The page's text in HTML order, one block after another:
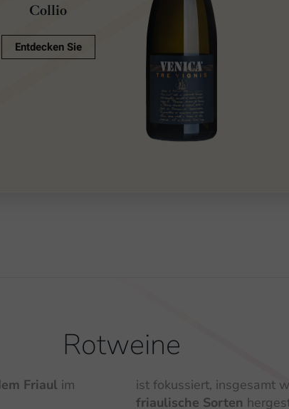
Collio
Entdecken Sie
Rotweine
Friaul im
ist fokussiert, insgesamt
friaulische Sorten